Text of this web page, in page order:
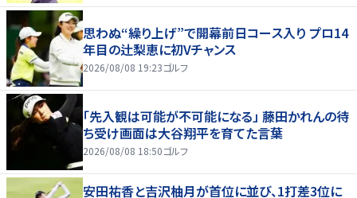
思わぬ“繰り上げ”で開幕前日コース入り プロ14
年目の辻梨恵に初Vチャンス
2026/08/08 19:23ゴルフ
「先入観は可能が不可能になる」 藤田かれんの待
ち受け画面は大谷翔平を育てた言葉
2026/08/08 18:50ゴルフ
安田祐香と吉沢柚月が首位に並び、1打差3位に